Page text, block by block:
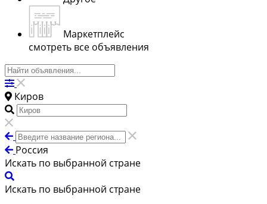
Маркетплейс
смотреть все объявления
Киров
Россия
Искать по выбранной стране
Искать по выбранной стране